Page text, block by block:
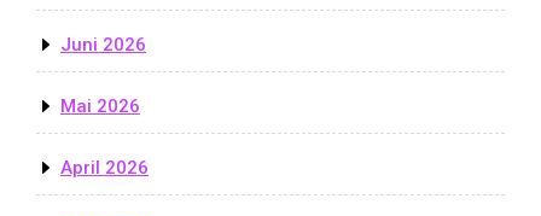
Juni 2026
Mai 2026
April 2026